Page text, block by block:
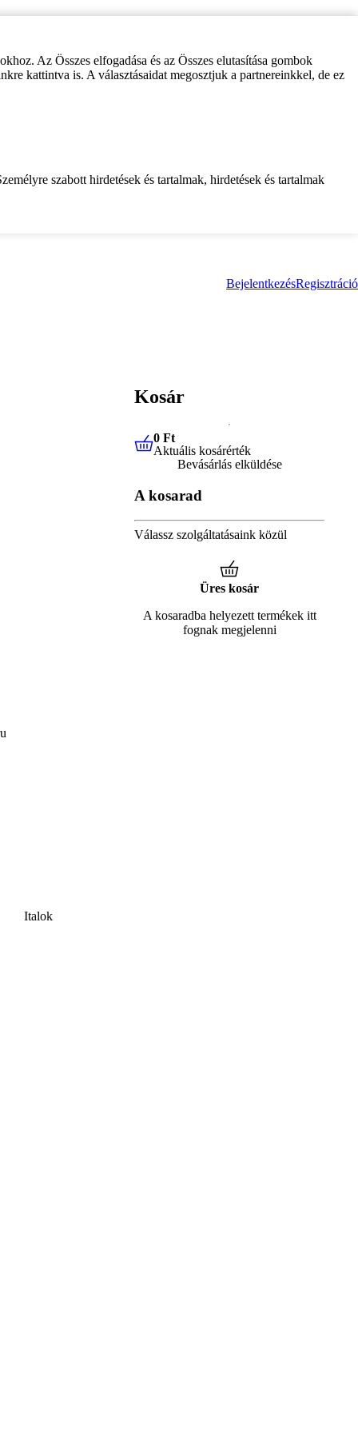
Az Összes elfogadása és az Összes elutasítása gombok
kattintva is. A választásaidat megosztjuk a partnereinkkel, de ez
szabott hirdetések és tartalmak, hirdetések és tartalmak
BejelentkezésRegisztráció
Italok
Kosár
0 FtAktuális kosárérték
0 Ft
Aktuális kosárérték
Bevásárlás elküldése
A kosarad
Válassz szolgáltatásaink közül
Üres kosár
A kosaradba helyezett termékek itt
fognak megjelenni